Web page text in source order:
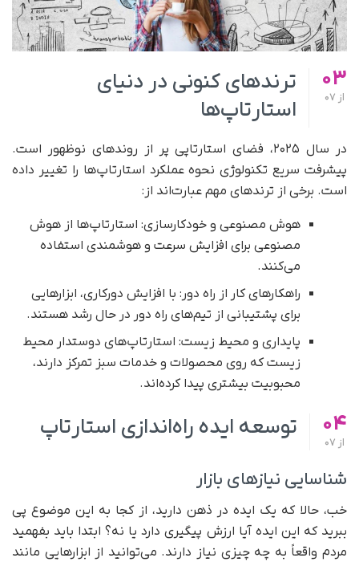
03
از
ترندهای کنونی در دنیای
استارتاپ‌ها
در سال ۲۰۲۵، فضای استارتاپی پر از روندهای نوظهور است.
پیشرفت سریع تکنولوژی نحوه عملکرد استارتاپ‌ها را تغییر داده
است. برخی از ترندهای مهم عبارت‌اند از:
هوش مصنوعی و خودکارسازی: استارتاپ‌ها از هوش
مصنوعی برای افزایش سرعت و هوشمندی استفاده
می‌کنند.
راهکارهای کار از راه دور: با افزایش دورکاری، ابزارهایی
برای پشتیبانی از تیم‌های راه دور در حال رشد هستند.
پایداری و محیط زیست: استارتاپ‌های دوستدار محیط
زیست که روی محصولات و خدمات سبز تمرکز دارند،
محبوبیت بیشتری پیدا کرده‌اند.
04
از
توسعه ایده راه‌اندازی استارتاپ
شناسایی نیازهای بازار
خب، حالا که یک ایده در ذهن دارید، از کجا به این موضوع پی
ببرید که این ایده آیا ارزش پیگیری دارد یا نه؟ ابتدا باید بفهمید
مردم واقعاً به چه چیزی نیاز دارند. می‌توانید از ابزارهایی مانند